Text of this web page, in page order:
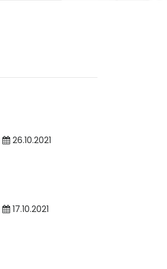
26.10.2021
17.10.2021